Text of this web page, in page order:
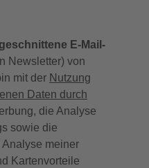
E-Mail-
Newsletter) von
mit der Nutzung
Daten durch
die Analyse
sowie die
meiner
Kartenvorteile